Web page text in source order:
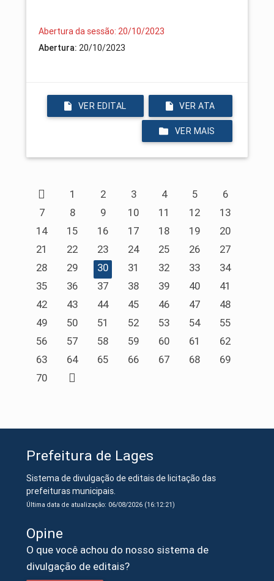
Abertura da sessão: 20/10/2023
Abertura: 20/10/2023
VER EDITAL VER ATA
VER MAIS
1 2 3 4 5
6
7
8 9 10 11 12
13
14
15 16 17 18 19
20
21
22 23 24 25 26
27
28
29 30 31 32 33
34
35
36 37 38 39 40
41
42
43 44 45 46 47
48
49
50 51 52 53 54
55
56
57 58 59 60 61
62
63
64 65 66 67 68
69
70
Prefeitura de Lages
Sistema de divulgação de editais de licitação das
prefeituras municipais.
Última data de atualização: 06/08/2026 (16:12:21)
Opine
O que você achou do nosso sistema de
divulgação de editais?